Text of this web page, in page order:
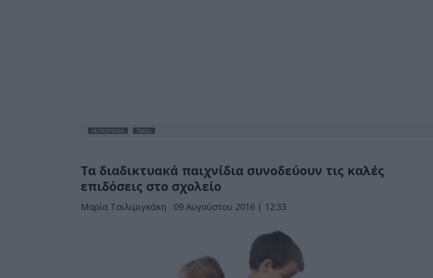
IATROPEDIA ΠΑΙΔΙ
Τα διαδικτυακά παιχνίδια συνοδεύουν τις καλές
επιδόσεις στο σχολείο
Μαρία Τσιλιμιγκάκη 09 Αυγούστου 2016 | 12:33